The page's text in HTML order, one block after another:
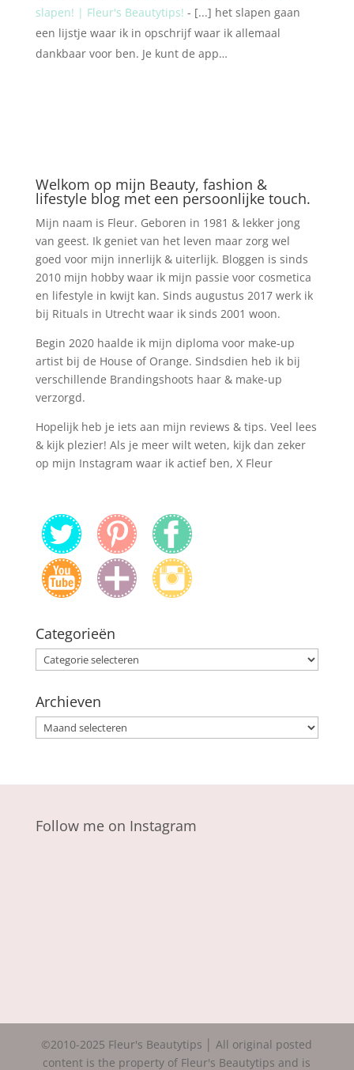
slapen! | Fleur's Beautytips! - [...] het slapen gaan
een lijstje waar ik in opschrijf waar ik allemaal
dankbaar voor ben. Je kunt de app…
Welkom op mijn Beauty, fashion &
lifestyle blog met een persoonlijke touch.
Mijn naam is Fleur. Geboren in 1981 & lekker jong
van geest. Ik geniet van het leven maar zorg wel
goed voor mijn innerlijk & uiterlijk. Bloggen is sinds
2010 mijn hobby waar ik mijn passie voor cosmetica
en lifestyle in kwijt kan. Sinds augustus 2017 werk ik
bij Rituals in Utrecht waar ik sinds 2001 woon.
Begin 2020 haalde ik mijn diploma voor make-up
artist bij de House of Orange. Sindsdien heb ik bij
verschillende Brandingshoots haar & make-up
verzorgd.
Hopelijk heb je iets aan mijn reviews & tips. Veel lees
& kijk plezier! Als je meer wilt weten, kijk dan zeker
op mijn Instagram waar ik actief ben, X Fleur
Categorieën
Categorieën
Archieven
Archieven
Follow me on Instagram
©2010-2025 Fleur's Beautytips │ All original posted
content is the property of Fleur's Beautytips and is